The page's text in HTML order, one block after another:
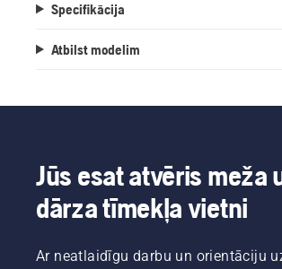
Specifikācija
Atbilst modelim
Jūs esat atvēris meža
dārza tīmekļa vietni
Ar neatlaidīgu darbu un orientāciju